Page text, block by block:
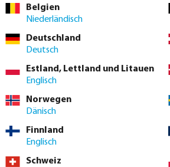
für wunderschöne
Belgien
Niederländisch
Deutschland
Deutsch
Estland, Lettland und Litauen
Englisch
Norwegen
Dänisch
Finnland
Englisch
Schweiz